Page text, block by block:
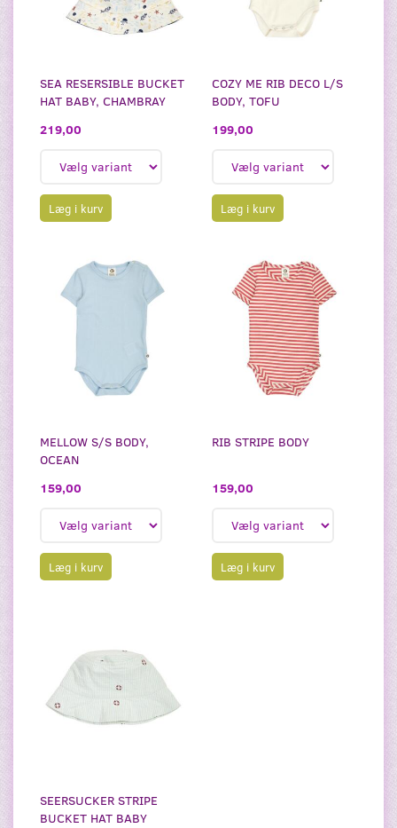
SEA RESERSIBLE BUCKET
HAT BABY, CHAMBRAY
219,00
Læg i kurv
COZY ME RIB DECO L/S
BODY, TOFU
199,00
Læg i kurv
MELLOW S/S BODY,
OCEAN
159,00
Læg i kurv
RIB STRIPE BODY
159,00
Læg i kurv
SEERSUCKER STRIPE
BUCKET HAT BABY